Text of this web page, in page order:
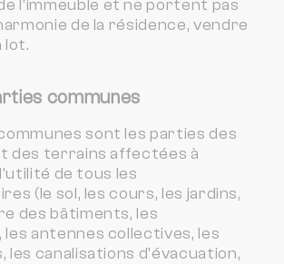
l'immeuble et ne portent pas
de la résidence, vendre
lot.
communes
sont les parties des
des terrains affectées à
de tous les
(le sol, les cours, les jardins,
des bâtiments, les
les antennes collectives, les
les canalisations d'évacuation,